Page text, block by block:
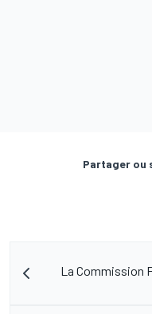
Partager ou
La Commission